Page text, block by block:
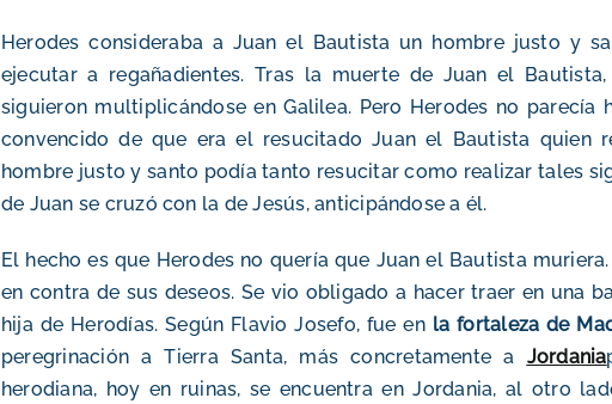
Herodes consideraba a Juan el Bautista un hombre justo y
ejecutar a regañadientes. Tras la muerte de Juan el
siguieron multiplicándose en Galilea. Pero Herodes no parecía
convencido de que era el resucitado Juan el Bautista quien
hombre justo y santo podía tanto resucitar como realizar tales
de Juan se cruzó con la de Jesús, anticipándose a él.
El hecho es que Herodes no quería que Juan el Bautista
en contra de sus deseos. Se vio obligado a hacer traer en una
hija de Herodías. Según Flavio Josefo, fue en la fortaleza de
peregrinación a Tierra Santa, más concretamente a Jordania
herodiana, hoy en ruinas, se encuentra en Jordania, al otro